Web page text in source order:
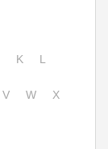
K L
V W X